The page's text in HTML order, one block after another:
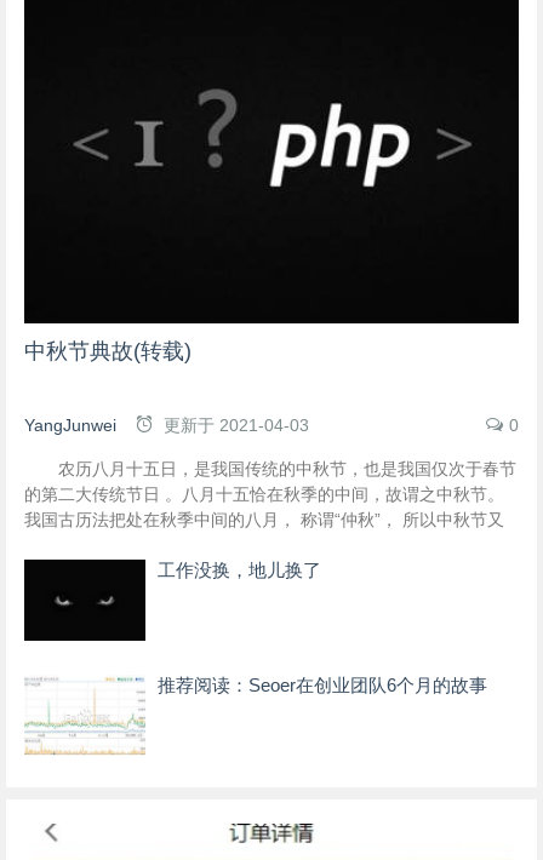
中秋节典故(转载)
YangJunwei 更新于 2021-04-03 0
农历八月十五日，是我国传统的中秋节，也是我国仅次于春节
的第二大传统节日 。八月十五恰在秋季的中间，故谓之中秋节。
我国古历法把处在秋季中间的八月， 称谓“仲秋”， 所以中秋节又
工作没换，地儿换了
推荐阅读：Seoer在创业团队6个月的故事